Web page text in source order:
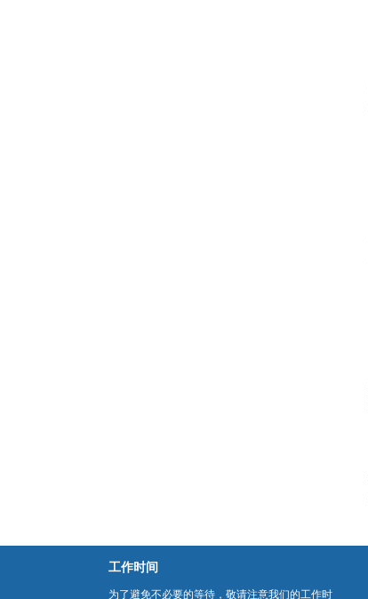
工作时间
为了避免不必要的等待，敬请注意我们的工作时